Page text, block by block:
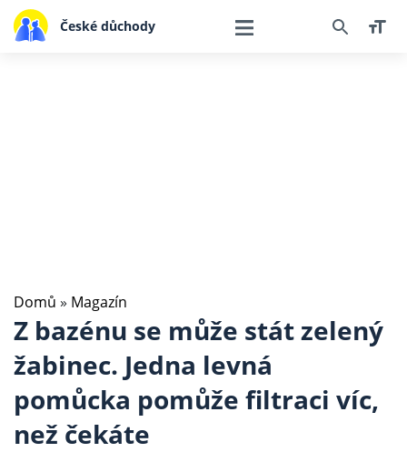
České důchody
Domů » Magazín
Z bazénu se může stát zelený
žabinec. Jedna levná
pomůcka pomůže filtraci víc,
než čekáte